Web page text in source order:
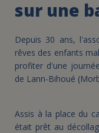
sur une
Depuis 30 ans,
rêves des enfants
profiter d'une
de Lann-Bihoué
Assis à la place du
était prêt au